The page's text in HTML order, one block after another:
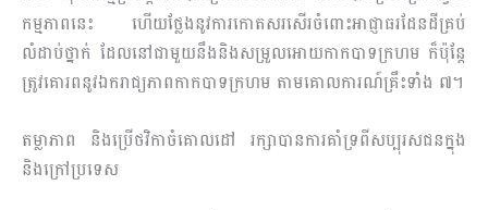
កម្មភាពនេះ ហើយថ្លែងនូវការកោតសរសើរចំពោះអាជ្ញាធរដែនដីគ្រប់
លំដាប់ថ្នាក់ ដែលនៅជាមួយនឹងនិងសម្រួលអោយកាកបាទក្រហម ក៏ប៉ុន្តែ
ត្រូវគោរពនូវឯករាជ្យភាពកាកបាទក្រហម តាមគោលការណ៍គ្រឹះទាំង ៧។
តម្លាភាព និងប្រើថវិកាចំគោលដៅ រក្សាបានការគាំទ្រពីសប្បុរសជនក្នុង
និងក្រៅប្រទេស